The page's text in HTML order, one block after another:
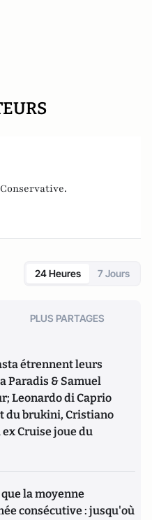
24 Heures 7 Jours
PLUS PARTAGES
étrennent leurs
Paradis & Samuel
Leonardo di Caprio
du brukini, Cristiano
Cruise joue du
la moyenne
consécutive : jusqu'où